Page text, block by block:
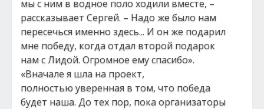
мы с ним в водное поло ходили вместе, –
рассказывает Сергей. – Надо же было нам
пересечься именно здесь... И он же подарил
мне победу, когда отдал второй подарок
нам с Лидой. Огромное ему спасибо».
«Вначале я шла на проект,
полностью уверенная в том, что победа
будет наша. До тех пор, пока организаторы